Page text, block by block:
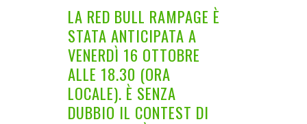
LA RED BULL RAMPAGE È
STATA ANTICIPATA A
VENERDÌ 16 OTTOBRE
ALLE 18.30 (ORA
LOCALE). È SENZA
DUBBIO IL CONTEST DI